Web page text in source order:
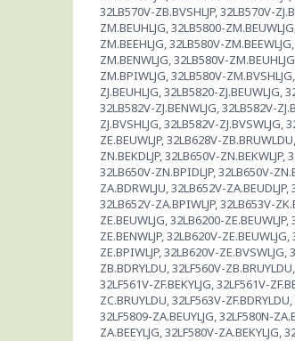
32LB570V-ZB.BVSHLJP, 32LB570V-
ZM.BEUHLJG, 32LB5800-
ZM.BEEHLJG, 32LB580V-
ZM.BENWLJG, 32LB580V-
ZM.BPIWLJG, 32LB580V-
ZJ.BEUHLJG, 32LB5820-ZJ.BEUWLJG,
32LB582V-ZJ.BENWLJG, 32LB582V-
ZJ.BVSHLJG, 32LB582V-
ZE.BEUWLJP, 32LB628V-
ZN.BEKDLJP, 32LB650V-
32LB650V-ZN.BPIDLJP, 32LB650V-
ZA.BDRWLJU, 32LB652V-
32LB652V-ZA.BPIWLJP, 32LB653V-
ZE.BEUWLJG, 32LB6200-
ZE.BENWLJP, 32LB620V-
ZE.BPIWLJP, 32LB620V-
ZB.BDRYLDU, 32LF560V-
32LF561V-ZF.BEKYLJG, 32LF561V-
ZC.BRUYLDU, 32LF563V-
32LF5809-ZA.BEUYLJG, 32LF580N-
ZA.BEEYLJG, 32LF580V-ZA.BEKYLJG,